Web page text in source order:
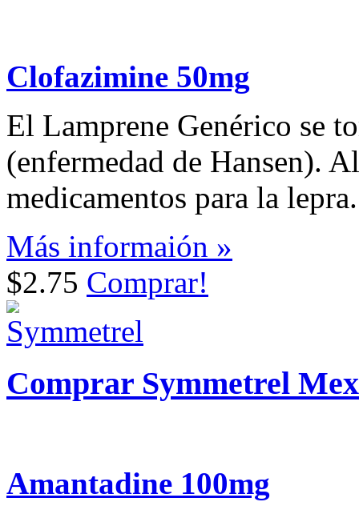
Clofazimine 50mg
El Lamprene Genérico se
(enfermedad de Hansen).
medicamentos para la lepra.
Más informaión »
$2.75 Comprar!
Comprar Symmetrel
Amantadine 100mg